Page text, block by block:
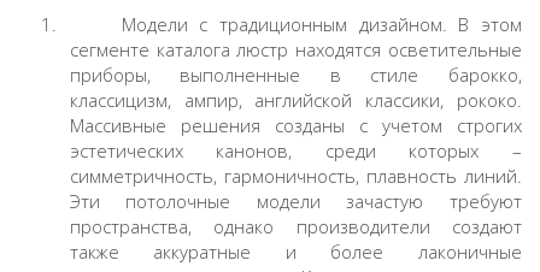
1.
Модели с традиционным дизайном. В этом
сегменте каталога люстр находятся осветительные
приборы, выполненные в стиле барокко,
классицизм, ампир, английской классики, рококо.
Массивные решения созданы с учетом строгих
эстетических канонов, среди которых –
симметричность, гармоничность, плавность линий.
Эти потолочные модели зачастую требуют
пространства, однако производители создают
также аккуратные и более лаконичные